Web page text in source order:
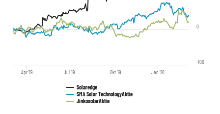
Solaredge
SMA Solar TechnologyAktie
JinkosolarAktie
Jul '19 Jan '20
Apr '19 Okt '19
-100
0